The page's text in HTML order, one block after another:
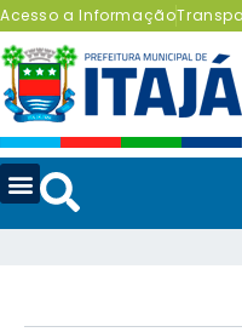
Acesso a Informação